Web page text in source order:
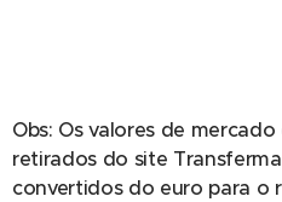
Obs: Os valores de
retirados do site
convertidos do euro para o